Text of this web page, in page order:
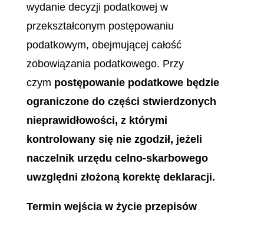
wydanie decyzji podatkowej w
przekształconym postępowaniu
podatkowym, obejmującej całość
zobowiązania podatkowego. Przy
czym postępowanie podatkowe będzie
ograniczone do części stwierdzonych
nieprawidłowości, z którymi
kontrolowany się nie zgodził, jeżeli
naczelnik urzędu celno-skarbowego
uwzględni złożoną korektę deklaracji.
Termin wejścia w życie przepisów